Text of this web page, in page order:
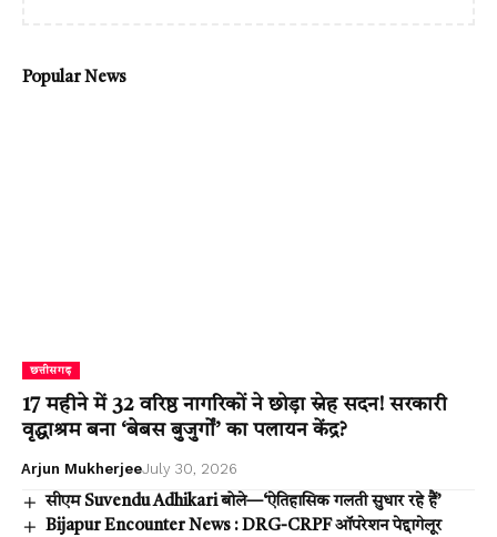
Popular News
छत्तीसगढ़
17 महीने में 32 वरिष्ठ नागरिकों ने छोड़ा स्नेह सदन! सरकारी
वृद्धाश्रम बना ‘बेबस बुजुर्गों’ का पलायन केंद्र?
Arjun MukherjeeJuly 30, 2026
सीएम Suvendu Adhikari बोले—‘ऐतिहासिक गलती सुधार रहे हैं’
Bijapur Encounter News : DRG-CRPF ऑपरेशन पेद्दागेलूर